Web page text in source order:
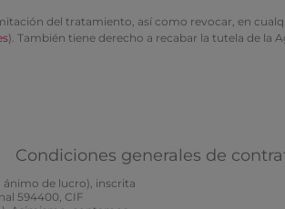
del tratamiento, así como revocar, en
). También tiene derecho a recabar la tutela de la
Condiciones generales de
ánimo de lucro), inscrita
594400, CIF